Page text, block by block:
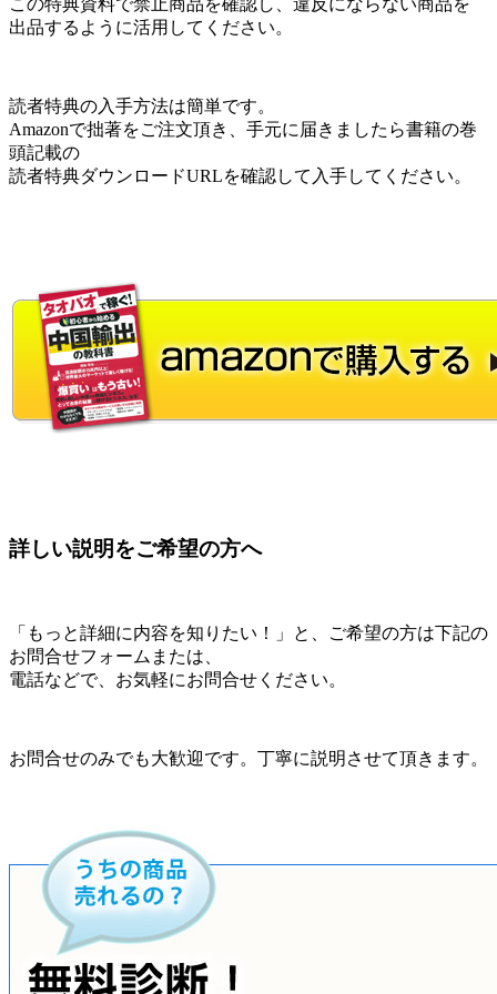
この特典資料で禁止商品を確認し、違反にならない商品を
出品するように活用してください。
読者特典の入手方法は簡単です。
Amazonで拙著をご注文頂き、手元に届きましたら書籍の巻
頭記載の
読者特典ダウンロードURLを確認して入手してください。
詳しい説明をご希望の方へ
「もっと詳細に内容を知りたい！」と、ご希望の方は下記の
お問合せフォームまたは、
電話などで、お気軽にお問合せください。
お問合せのみでも大歓迎です。丁寧に説明させて頂きます。